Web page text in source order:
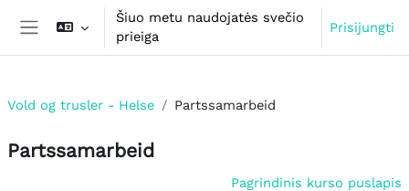
Pereiti į pagrindinį turinį
Šoninis skydelis
Šiuo metu naudojatės svečio
prieiga
Prisijungti
Vold og trusler - Helse Partssamarbeid
Partssamarbeid
Pagrindinis kurso puslapis